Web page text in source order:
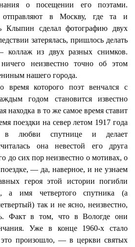
о посещении его поэтами.
отправляют в Москву, где та и
Клыпин сделал фотографию двух
затерялась, пришлось делать
коллаж из двух разных снимков.
неизвестно точно об этом
нашего города.
время которого поэт венчался с
годом становится известно
находка в то же самое время ставит
поездки на север летом 1917 года
в любви спутнице и делает
она невестой его друга
до сих пор неизвестно о мотивах, о
— да, наверное, и не узнаем
героя этой истории погибли
а имя четвертого спутника (а
так и не ясно, неизвестно,
Факт в том, что в Вологде они
Уже в конце 1960-х стало
это произошло, — в церкви святых